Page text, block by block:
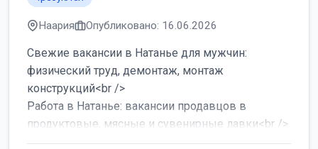
Наария Опубликовано: 16.06.2026
Свежие вакансии в Натанье для мужчин:
физический труд, демонтаж, монтаж
конструкций<br />
Работа в Натанье: вакансии продавцов в
продуктовые, мясные и сувенирные лавки<br />
Разнорабочий на сборку м...